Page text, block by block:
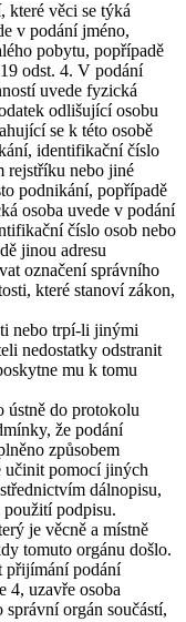
které věci se týká
v podání jméno,
pobytu, popřípadě
odst. 4. V podání
uvede fyzická
odlišující osobu
se k této osobě
identifikační číslo
rejstříku nebo jiné
podnikání, popřípadě
osoba uvede v podání
číslo osob nebo
jinou adresu
označení správního
které stanoví zákon,
nebo trpí-li jinými
nedostatky odstranit
mu k tomu
ústně do protokolu
že podání
způsobem
učinit pomocí jiných
dálnopisu,
použití podpisu.
je věcně a místně
tomuto orgánu došlo.
přijímání podání
4, uzavře osoba
orgán součástí,